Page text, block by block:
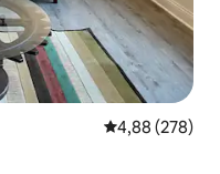
Keskmine
4,88 (278)